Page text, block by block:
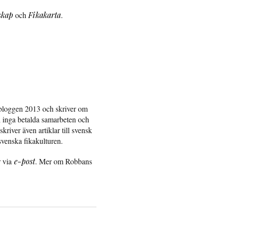
och Fikakarta.
2013 och skriver om
betalda samarbeten och
även artiklar till svensk
fikakulturen.
via e-post. Mer om Robbans